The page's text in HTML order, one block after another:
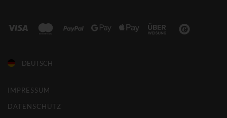
DEUTSCH
IMPRESSUM
DATENSCHUTZ